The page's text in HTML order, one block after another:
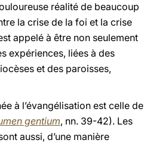
réalité de beaucoup
la crise de la foi et la crise
appelé à être non seulement
expériences, liées à des
et des paroisses,
à l’évangélisation est celle de
gentium, nn. 39-42). Les
aussi, d’une manière